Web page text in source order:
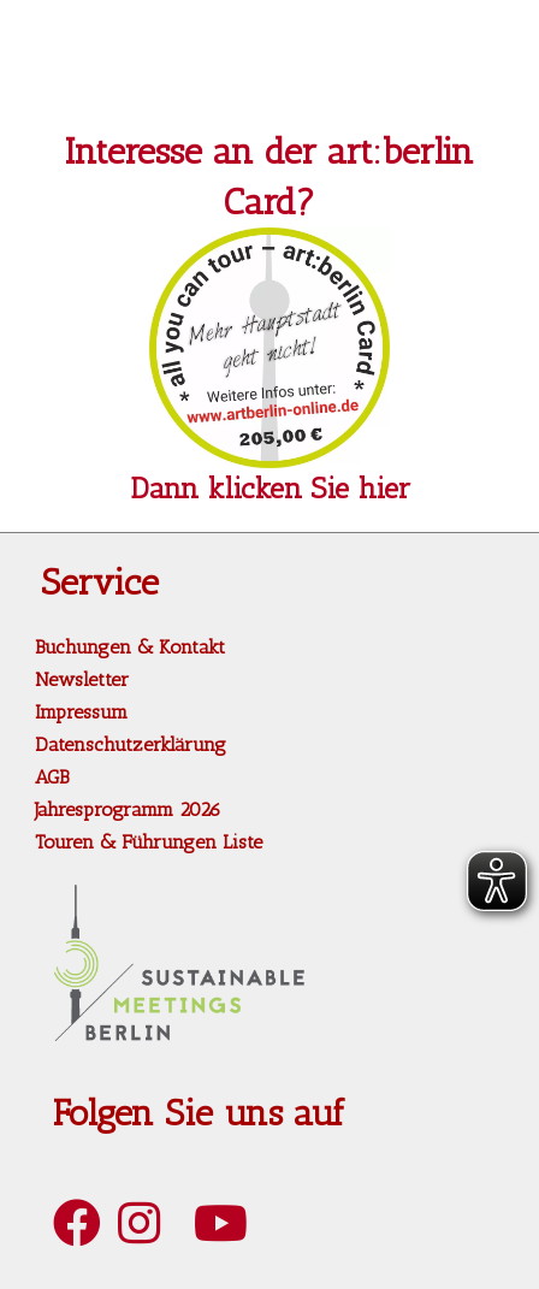
Interesse an der art:berlin
Card?
Dann klicken Sie hier
Service
Buchungen & Kontakt
Newsletter
Impressum
Datenschutzerklärung
AGB
Jahresprogramm 2026
Touren & Führungen Liste
Folgen Sie uns auf
Art Berlin Facebook
Art Berlin Instagram
Art Berlin Tripadvisior
Art Berlin YouTube